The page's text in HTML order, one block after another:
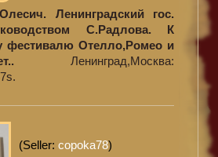
С.Радлова. К
фестивалю Отелло,Ромео и
Ленинград,Москва:
(Seller: copoka78)